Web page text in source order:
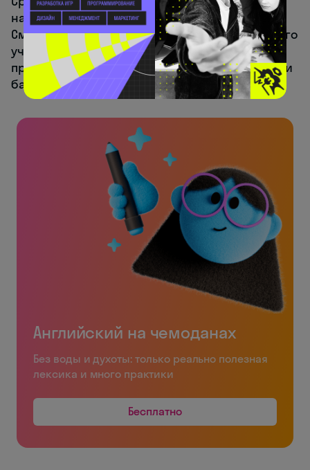
надёжнее ориентироваться именно на него.
Смотрите раздел «Приём» на сайте конкретного
учебного заведения и сравнивайте цифры
прошлых лет. Каталог колледжей с проходными
баллами можно найти на портале
Вузопедия.
Английский на чемоданах
Без воды и духоты: только реально полезная
лексика и много практики
Бесплатно